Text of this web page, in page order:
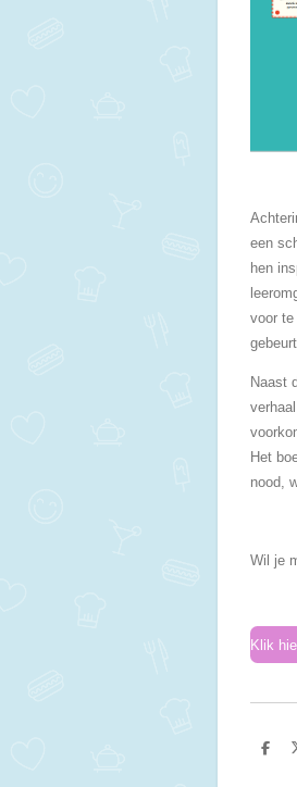
een
hen
voor te
Naast
Het
nood,
Wil je
Klik
D